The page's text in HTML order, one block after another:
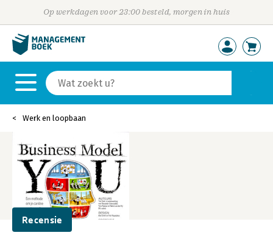
Op werkdagen voor 23:00 besteld, morgen in huis
Werk en loopbaan
Recensie